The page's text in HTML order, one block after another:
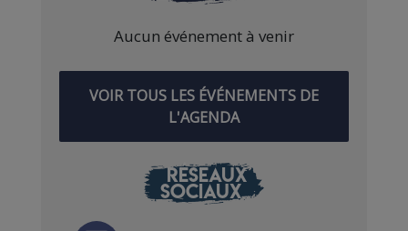
Aucun événement à venir
VOIR TOUS LES ÉVÉNEMENTS DE
L'AGENDA
RÉSEAUX
SOCIAUX